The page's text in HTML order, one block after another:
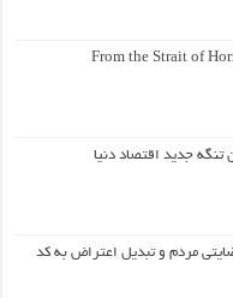
From the Strait of
تنگه جدید اقتصاد دنیا
مردم و تبدیل اعتراض به کد